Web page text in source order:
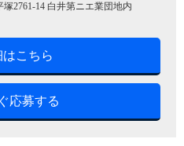
2761-14 白井第ニエ業団地内
はこちら
応募する